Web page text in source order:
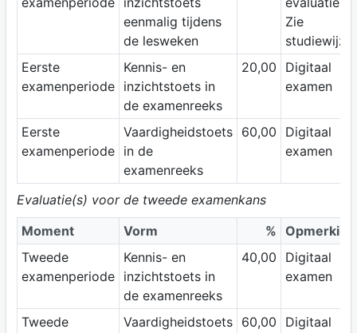
eenmalig tijdens
de lesweken
Zie
Eerste
examenperiode
Kennis- en
inzichtstoets in
de examenreeks
20,00
Digitaal
examen
Eerste
examenperiode
Vaardigheidstoets
in de
examenreeks
60,00
Digitaal
examen
Evaluatie(s) voor de tweede examenkans
Moment
Vorm % Opmerking
Tweede
examenperiode
Kennis- en
inzichtstoets in
de examenreeks
40,00
Digitaal
examen
Tweede Vaardigheidstoets 60,00 Digitaal